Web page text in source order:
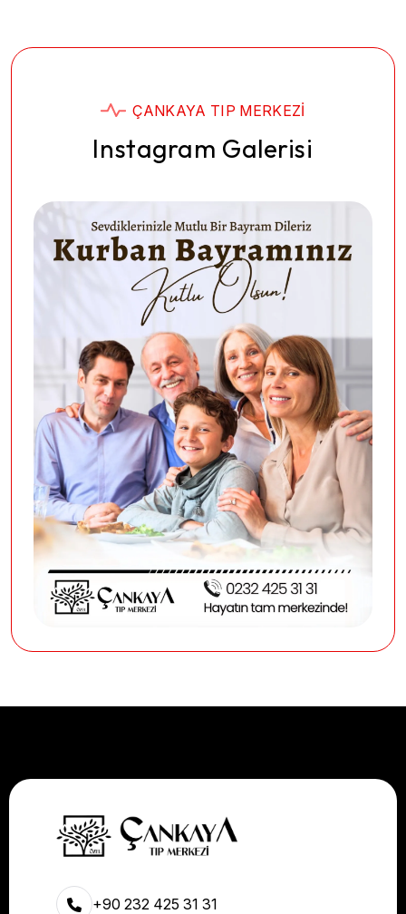
ÇANKAYA TIP MERKEZI
Instagram Galerisi
+90 232 425 31 31